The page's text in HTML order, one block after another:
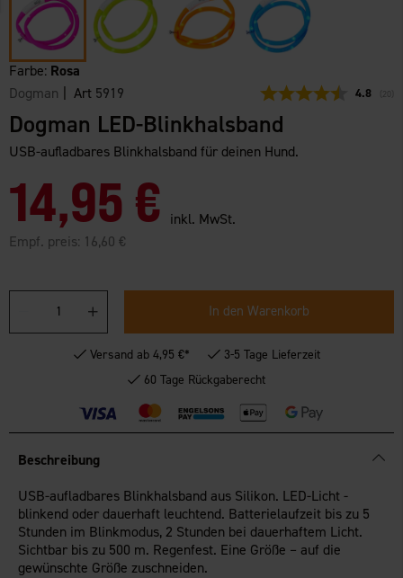
Farbe: Rosa
Dogman | Art 5919 4.8
Dogman LED-Blinkhalsband
USB-aufladbares Blinkhalsband für deinen Hund.
14,95 € inkl. MwSt.
Empf. preis: 16,60 €
In den Warenkorb
Versand ab 4,95 €*
3-5 Tage Lieferzeit
60 Tage Rückgaberecht
Beschreibung
USB-aufladbares Blinkhalsband aus Silikon. LED-Licht -
blinkend oder dauerhaft leuchtend. Batterielaufzeit bis zu 5
Stunden im Blinkmodus, 2 Stunden bei dauerhaftem Licht.
Sichtbar bis zu 500 m. Regenfest. Eine Größe – auf die
gewünschte Größe zuschneiden.